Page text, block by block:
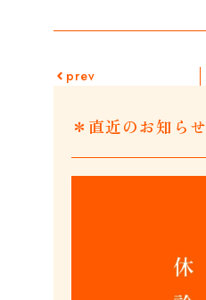
prev
＊直近のお知らせ